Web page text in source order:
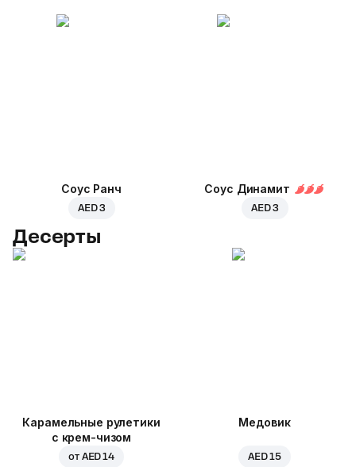
Соус Ранч
AED 3
Соус Динамит
AED 3
Десерты
Карамельные рулетики
с крем-чизом
от AED 14
Медовик
AED 15